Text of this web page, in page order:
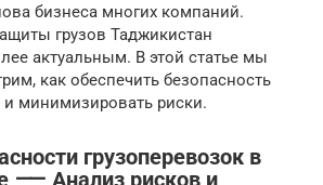
бизнеса многих компаний.
грузов Таджикистан
актуальным. В этой статье мы
как обеспечить безопасность
и минимизировать риски.
грузоперевозок в